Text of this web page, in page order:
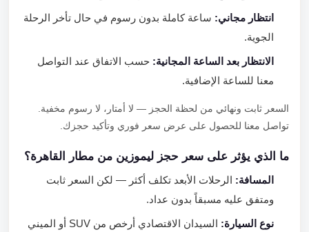
انتظار مجاني:ساعة كاملة بدون رسوم في حال تأخر الرحلة
الجوية.
الانتظار بعد الساعة المجانية:حسب الاتفاق عند التواصل
معنا للساعة الإضافية.
السعر ثابت ونهائي من لحظة الحجز — لا أمتار، لا رسوم مخفية.
تواصل معنا للحصول على عرض سعر فوري وتأكيد حجزك.
ما الذي يؤثر على سعر حجز ليموزين من مطار القاهرة؟
المسافة:الرحلات الأبعد تكلف أكثر — لكن السعر ثابت
ومتفق عليه مسبقاً بدون عداد.
نوع السيارة:
السيدان الاقتصادي أرخص من SUV أو الميني